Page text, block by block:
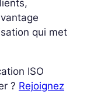
qui met
ISO
? Rejoignez